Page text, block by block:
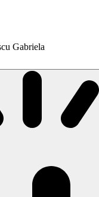
Gabriela